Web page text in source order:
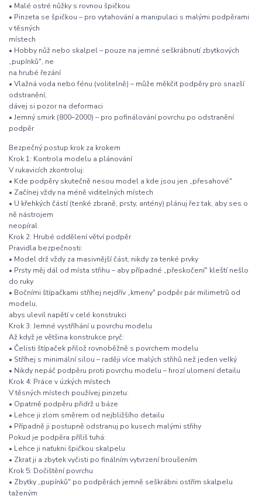
• Malé ostré nůžky s rovnou špičkou
• Pinzeta se špičkou – pro vytahování a manipulaci s malými podpěrami
v těsných
místech
• Hobby nůž nebo skalpel – pouze na jemné seškrábnutí zbytkových
„pupínků", ne
na hrubé řezání
• Vlažná voda nebo fénu (volitelně) – může měkčit podpěry pro snazší
odstranění,
dávej si pozor na deformaci
• Jemný smirk (800–2000) – pro pofinálování povrchu po odstranění
podpěr
Bezpečný postup krok za krokem
Krok 1: Kontrola modelu a plánování
V rukavicích zkontroluj:
• Kde podpěry skutečně nesou model a kde jsou jen „přesahové"
• Začínej vždy na méně viditelných místech
• U křehkých částí (tenké zbraně, prsty, antény) plánuj řez tak, aby ses o
ně nástrojem
neopíral
Krok 2: Hrubé oddělení větví podpěr
Pravidla bezpečnosti:
• Model drž vždy za masivnější část, nikdy za tenké prvky
• Prsty měj dál od místa střihu – aby případné „přeskočení" kleští nešlo
do ruky
• Bočními štípačkami stříhej nejdřív „kmeny" podpěr pár milimetrů od
modelu,
abys ulevil napětí v celé konstrukci
Krok 3: Jemné vystříhání u povrchu modelu
Až když je většina konstrukce pryč:
• Čelisti štípaček přilož rovnoběžně s povrchem modelu
• Stříhej s minimální silou – raději více malých střihů než jeden velký
• Nikdy nepáč podpěru proti povrchu modelu – hrozí ulomení detailu
Krok 4: Práce v úzkých místech
V těsných místech používej pinzetu:
• Opatrně podpěru přidrž u báze
• Lehce ji zlom směrem od nejbližšího detailu
• Případně ji postupně odstranuj po kusech malými střihy
Pokud je podpěra příliš tuhá:
• Lehce ji naťukni špičkou skalpelu
• Zkrať ji a zbytek vyčisti po finálním vytvrzení broušením
Krok 5: Dočištění povrchu
• Zbytky „pupínků" po podpěrách jemně seškrábni ostřím skalpelu
taženým